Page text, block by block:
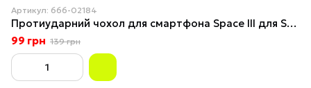
Артикул: 666-02184
Протиударний чохол для смартфона Space III для Samsung Galaxy S24 Ultra Green
99 грн 139 грн